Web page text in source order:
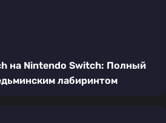
на Nintendo Switch: Полный
лабиринтом